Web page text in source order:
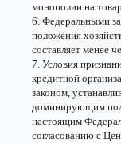
монополии на
6. Федеральными
положения
составляет менее
7. Условия
кредитной
законом,
доминирующим
настоящим
согласованию с